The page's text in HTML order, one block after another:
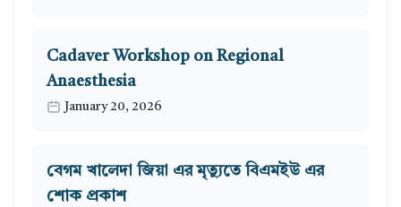
Cadaver Workshop on Regional
Anaesthesia
January 20, 2026
বেগম খালেদা জিয়া এর মৃত্যুতে বিএমইউ এর
শোক প্রকাশ